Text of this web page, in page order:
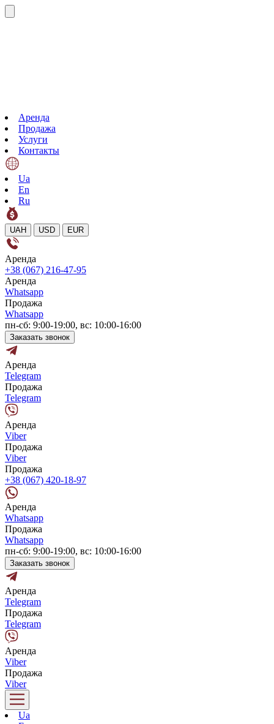
Аренда
Продажа
Услуги
Контакты
Ua
En
Ru
UAH USD EUR
Аренда
+38 (067) 216-47-95
Аренда
Whatsapp
Продажа
Whatsapp
пн-сб: 9:00-19:00, вс: 10:00-16:00
Заказать звонок
Аренда
Telegram
Продажа
Telegram
Аренда
Viber
Продажа
Viber
Продажа
+38 (067) 420-18-97
Аренда
Whatsapp
Продажа
Whatsapp
пн-сб: 9:00-19:00, вс: 10:00-16:00
Заказать звонок
Аренда
Telegram
Продажа
Telegram
Аренда
Viber
Продажа
Viber
Ua